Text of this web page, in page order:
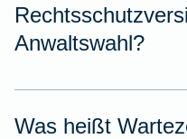
Anwaltswahl?
Was heißt